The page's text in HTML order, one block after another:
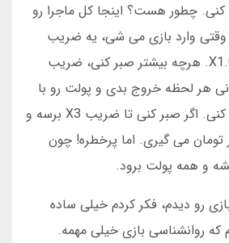
کنی. چطور هست؟ اینجا کل ماجرا رو
وارد بازی می شی، یه ضریب
شروع می شه. مثلاً X1.0. هرچه بیشتر صبر کنی، ضریب
هر لحظه خروج بدی و پولت رو با
ضریب فعلی دریافت کنی. اگر صبر کنی تا ضریب X3 برسه و
300 هزار تومان می گیری. اما پرخطره! چون
و همه پولت برود.
رو دیدم، فکر کردم خیلی ساده
روانشناسی بازی خیلی مهمه.